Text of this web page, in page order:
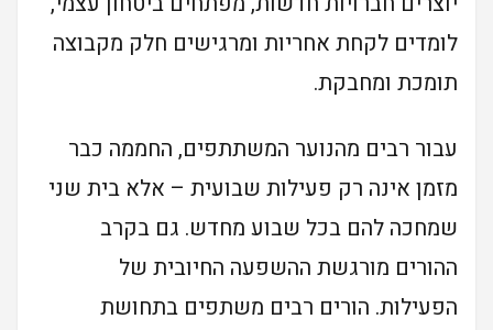
לומדים לקחת אחריות ומרגישים חלק מקבוצה
תומכת ומחבקת.
עבור רבים מהנוער המשתתפים, החממה כבר
מזמן אינה רק פעילות שבועית – אלא בית שני
שמחכה להם בכל שבוע מחדש. גם בקרב
ההורים מורגשת ההשפעה החיובית של
הפעילות. הורים רבים משתפים בתחושת